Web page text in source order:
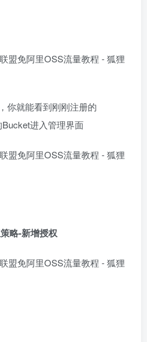
，你就能看到刚刚注册的
进入管理界面
略-新增授权